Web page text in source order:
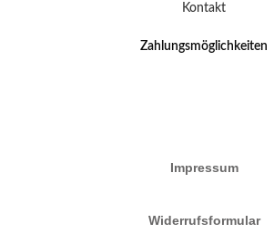
Kontakt
Zahlungsmöglichkeiten
Impressum
Widerrufsformular